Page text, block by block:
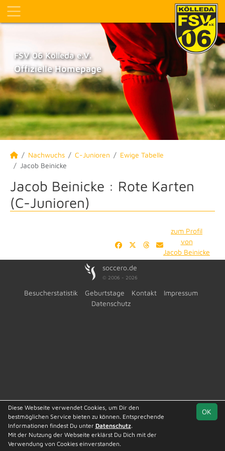
FSV 06 Kölleda e.V.
Offizielle Homepage
Nachwuchs C-Junioren
Ewige Tabelle
Jacob Beinicke
Jacob Beinicke : Rote Karten
(C-Junioren)
zum Profil
von
Jacob Beinicke
soccero.de
© 2006 - 2026
Besucherstatistik Geburtstage Kontakt
Impressum
Datenschutz
OK
Diese Webseite verwendet Cookies, um Dir den
bestmöglichen Service bieten zu können. Entsprechende
Informationen findest Du unter Datenschutz.
Mit der Nutzung der Webseite erklärst Du Dich mit der
Verwendung von Cookies einverstanden.